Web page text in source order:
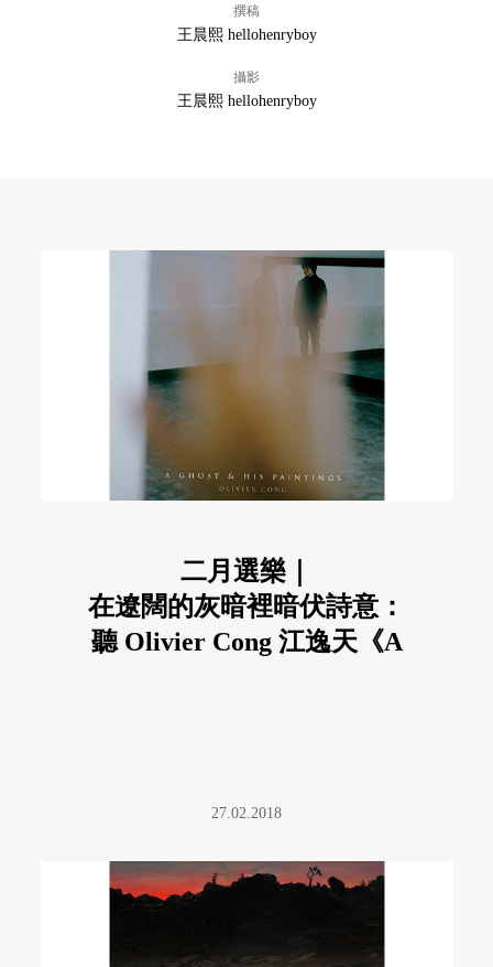
撰稿
王晨熙 hellohenryboy
攝影
王晨熙 hellohenryboy
二月選樂｜
在遼闊的灰暗裡暗伏詩意：
聽 Olivier Cong 江逸天《A
27.02.2018